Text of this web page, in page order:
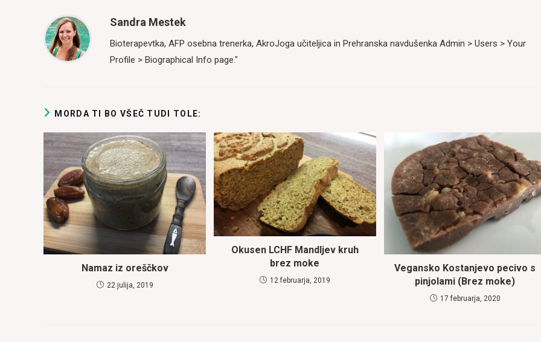
Sandra Mestek
Bioterapevtka, AFP osebna trenerka, AkroJoga učiteljica in Prehranska navdušenka Admin > Users > Your
Profile > Biographical Info page."
MORDA TI BO VŠEČ TUDI TOLE:
Namaz iz oreščkov
22 julija, 2019
Okusen LCHF Mandljev kruh
brez moke
12 februarja, 2019
Vegansko Kostanjevo pecivo s
pinjolami (Brez moke)
17 februarja, 2020